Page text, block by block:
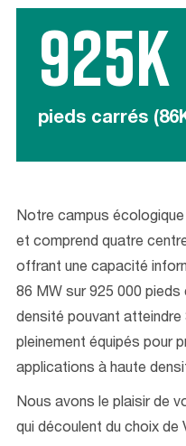
925K
pieds carrés
Notre campus
et comprend quatre
offrant une capacité
86 MW sur 925 000
densité pouvant atteindre
pleinement équipés pour
applications à haute
Nous avons le plaisir de
qui découlent du choix de